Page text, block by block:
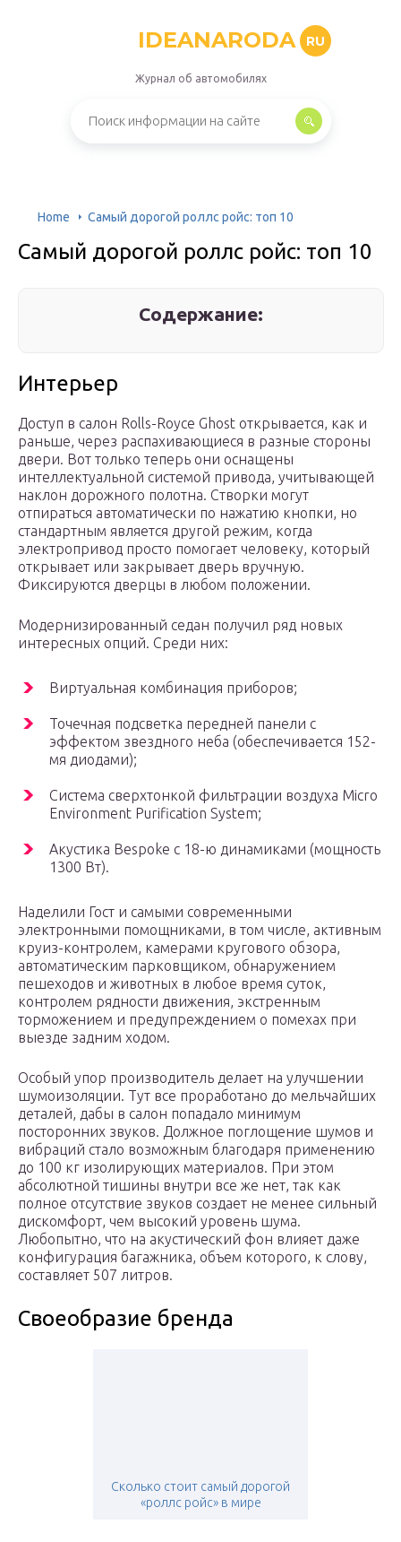
IDEANARODA RU
Журнал об автомобилях
Home Самый дорогой роллс ройс: топ 10
Самый дорогой роллс ройс: топ 10
Содержание:
Интерьер
Доступ в салон Rolls-Royce Ghost открывается, как и
раньше, через распахивающиеся в разные стороны
двери. Вот только теперь они оснащены
интеллектуальной системой привода, учитывающей
наклон дорожного полотна. Створки могут
отпираться автоматически по нажатию кнопки, но
стандартным является другой режим, когда
электропривод просто помогает человеку, который
открывает или закрывает дверь вручную.
Фиксируются дверцы в любом положении.
Модернизированный седан получил ряд новых
интересных опций. Среди них:
Виртуальная комбинация приборов;
Точечная подсветка передней панели с
эффектом звездного неба (обеспечивается 152-
мя диодами);
Система сверхтонкой фильтрации воздуха Micro
Environment Purification System;
Акустика Bespoke с 18-ю динамиками (мощность
1300 Вт).
Наделили Гост и самыми современными
электронными помощниками, в том числе, активным
круиз-контролем, камерами кругового обзора,
автоматическим парковщиком, обнаружением
пешеходов и животных в любое время суток,
контролем рядности движения, экстренным
торможением и предупреждением о помехах при
выезде задним ходом.
Особый упор производитель делает на улучшении
шумоизоляции. Тут все проработано до мельчайших
деталей, дабы в салон попадало минимум
посторонних звуков. Должное поглощение шумов и
вибраций стало возможным благодаря применению
до 100 кг изолирующих материалов. При этом
абсолютной тишины внутри все же нет, так как
полное отсутствие звуков создает не менее сильный
дискомфорт, чем высокий уровень шума.
Любопытно, что на акустический фон влияет даже
конфигурация багажника, объем которого, к слову,
составляет 507 литров.
Своеобразие бренда
Сколько стоит самый дорогой
«роллс ройс» в мире